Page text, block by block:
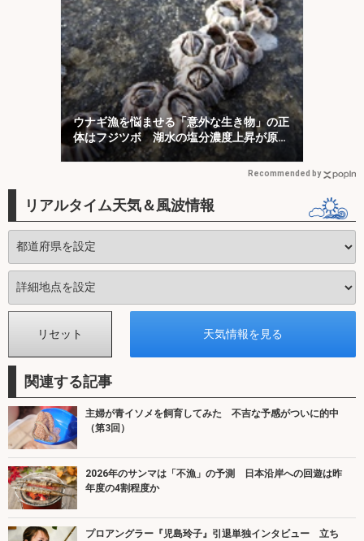
ウナギ漁を悩ませる「意外な生き物」の正
体はフジツボ 湖水の塩分濃度上昇が原因
か
Recommended by
リアルタイム天気＆風波情報
関連する記事
主婦が青イソメを飼育してみた 不吉な予感がついに的中
（第3回）
2026年のサンマは「不漁」の予測 日本沿岸への回遊は昨
年度の4割程度か
プロアングラー『児島玲子』引退単独インタビュー 立ち